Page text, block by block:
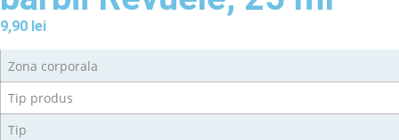
9,90 lei
Zona corporala
Tip produs
Tip